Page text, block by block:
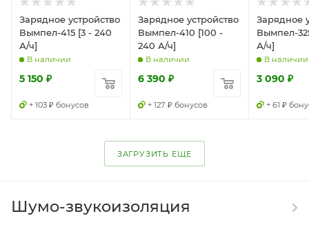
Зарядное устройство
Вымпел-415 [3 - 240
А/ч]
В наличии
5 150 ₽
+ 103 ₽ бонусов
Зарядное устройство
Вымпел-410 [100 -
240 А/ч]
В наличии
6 390 ₽
+ 127 ₽ бонусов
Зарядное
Вымпел-
А/ч]
В наличии
3 090 ₽
+ 61 ₽
ЗАГРУЗИТЬ ЕЩЕ
Шумо-звукоизоляция